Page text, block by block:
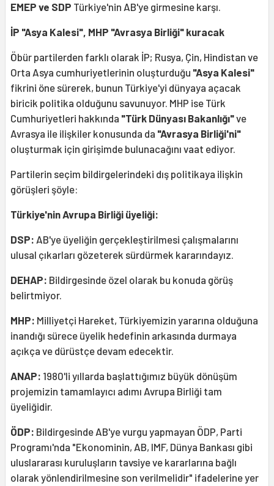
EMEP ve SDP Türkiye'nin AB'ye girmesine karşı.
İP "Asya Kalesi", MHP "Avrasya Birliği" kuracak
Öbür partilerden farklı olarak İP; Rusya, Çin, Hindistan ve
Orta Asya cumhuriyetlerinin oluşturduğu "Asya Kalesi"
fikrini öne sürerek, bunun Türkiye'yi dünyaya açacak
biricik politika olduğunu savunuyor. MHP ise Türk
Cumhuriyetleri hakkında "Türk Dünyası Bakanlığı"ve
Avrasya ile ilişkiler konusunda da "Avrasya Birliği'ni"
oluşturmak için girişimde bulunacağını vaat ediyor.
Partilerin seçim bildirgelerindeki dış politikaya ilişkin
görüşleri şöyle:
Türkiye'nin Avrupa Birliği üyeliği:
DSP: AB'ye üyeliğin gerçekleştirilmesi çalışmalarını
ulusal çıkarları gözeterek sürdürmek kararındayız.
DEHAP: Bildirgesinde özel olarak bu konuda görüş
belirtmiyor.
MHP: Milliyetçi Hareket, Türkiyemizin yararına olduğuna
inandığı sürece üyelik hedefinin arkasında durmaya
açıkça ve dürüstçe devam edecektir.
ANAP: 1980'li yıllarda başlattığımız büyük dönüşüm
projemizin tamamlayıcı adımı Avrupa Birliği tam
üyeliğidir.
ÖDP: Bildirgesinde AB'ye vurgu yapmayan ÖDP, Parti
Programı'nda "Ekonominin, AB, IMF, Dünya Bankası gibi
uluslararası kuruluşların tavsiye ve kararlarına bağlı
olarak yönlendirilmesine son verilmelidir" ifadelerine yer